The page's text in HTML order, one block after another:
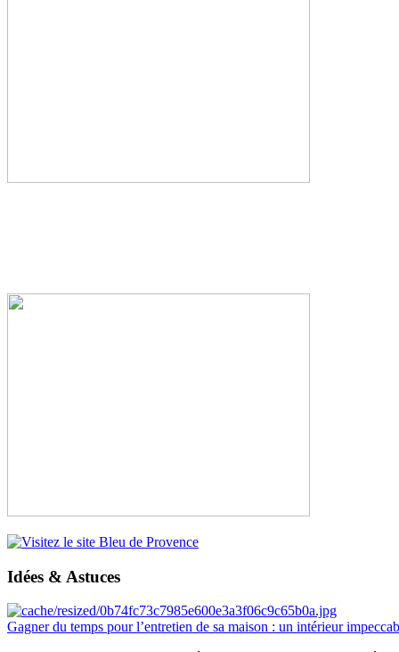
Idées & Astuces
Gagner du temps pour l’entretien de sa maison : un intérieur